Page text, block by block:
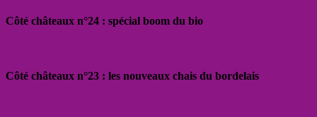
Côté châteaux n°24 : spécial boom du bio
Côté châteaux n°23 : les nouveaux chais du bordelais